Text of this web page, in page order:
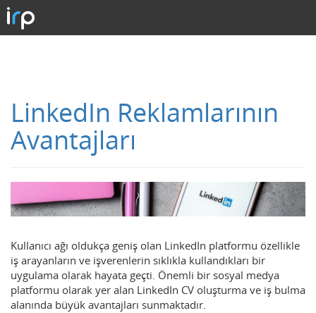
LinkedIn Reklamlarının
Avantajları
Kullanıcı ağı oldukça geniş olan LinkedIn platformu özellikle
iş arayanların ve işverenlerin sıklıkla kullandıkları bir
uygulama olarak hayata geçti. Önemli bir sosyal medya
platformu olarak yer alan LinkedIn CV oluşturma ve iş bulma
alanında büyük avantajları sunmaktadır.